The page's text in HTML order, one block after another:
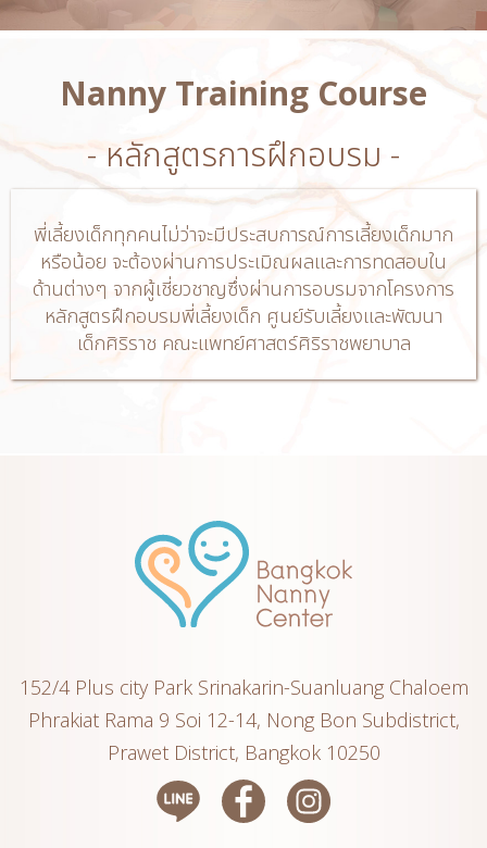
Nanny Training Course​
- หลักสูตรการฝึกอบรม -
พี่เลี้ยงเด็กทุกคนไม่ว่าจะมีประสบการณ์การเลี้ยงเด็กมาก
หรือน้อย จะต้องผ่านการประเมิณผลและการทดสอบใน
ด้านต่างๆ จากผู้เชี่ยวชาญซึ่งผ่านการอบรมจากโครงการ
หลักสูตรฝึกอบรมพี่เลี้ยงเด็ก ศูนย์รับเลี้ยงและพัฒนา
เด็กศิริราช คณะแพทย์ศาสตร์ศิริราชพยาบาล​
152/4 Plus city Park Srinakarin-Suanluang Chaloem
Phrakiat Rama 9 Soi 12-14, Nong Bon Subdistrict,
Prawet District, Bangkok 10250